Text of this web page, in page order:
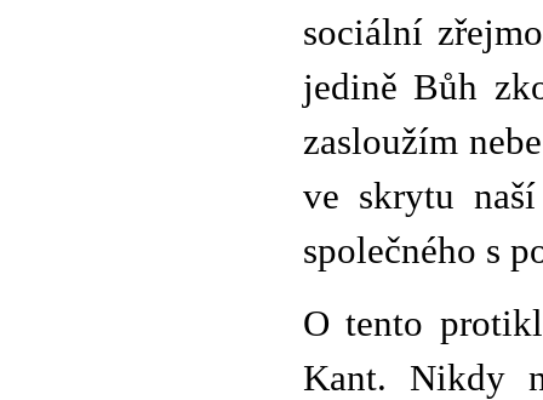
sociální
jedině Bůh
zasloužím
ve skrytu
společného s
O tento
Kant. Nikdy